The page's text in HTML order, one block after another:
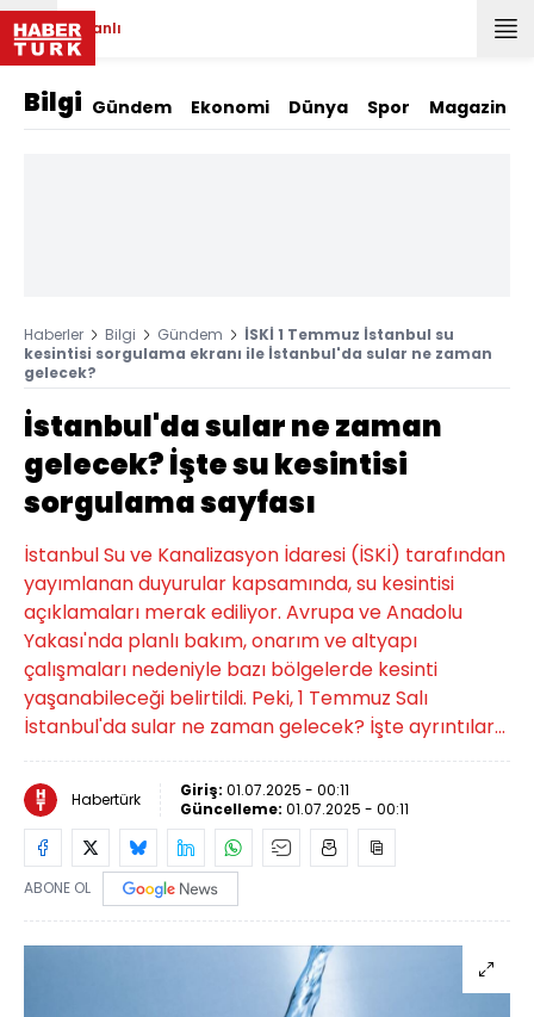
Canlı
Bilgi Gündem Ekonomi Dünya Spor Magazin
Haberler Bilgi Gündem
İSKİ 1 Temmuz İstanbul su
kesintisi sorgulama ekranı ile İstanbul'da sular ne zaman
gelecek?
İstanbul'da sular ne zaman
gelecek? İşte su kesintisi
sorgulama sayfası
İstanbul Su ve Kanalizasyon İdaresi (İSKİ) tarafından
yayımlanan duyurular kapsamında, su kesintisi
açıklamaları merak ediliyor. Avrupa ve Anadolu
Yakası'nda planlı bakım, onarım ve altyapı
çalışmaları nedeniyle bazı bölgelerde kesinti
yaşanabileceği belirtildi. Peki, 1 Temmuz Salı
İstanbul'da sular ne zaman gelecek? İşte ayrıntılar...
Habertürk Giriş: 01.07.2025 - 00:11
Güncelleme: 01.07.2025 - 00:11
ABONE OL